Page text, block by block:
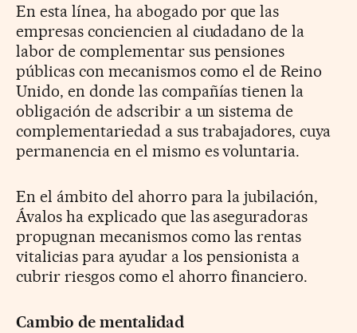
En esta línea, ha abogado por que las
empresas conciencien al ciudadano de la
labor de complementar sus pensiones
públicas con mecanismos como el de Reino
Unido, en donde las compañías tienen la
obligación de adscribir a un sistema de
complementariedad a sus trabajadores, cuya
permanencia en el mismo es voluntaria.
En el ámbito del ahorro para la jubilación,
Ávalos ha explicado que las aseguradoras
propugnan mecanismos como las rentas
vitalicias para ayudar a los pensionista a
cubrir riesgos como el ahorro financiero.
Cambio de mentalidad